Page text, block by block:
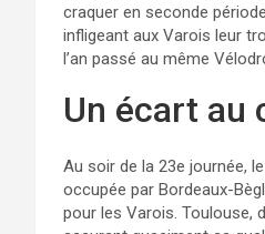
craquer en seconde
infligeant aux Varois leur
l’an passé au même
Un écart au
Au soir de la 23e journée,
occupée par Bordeaux-
pour les Varois. Toulouse,